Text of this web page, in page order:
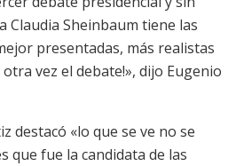
Claudia Sheinbaum tiene las
presentadas, más realistas
vez el debate!», dijo Eugenio
destacó «lo que se ve no se
que fue la candidata de las